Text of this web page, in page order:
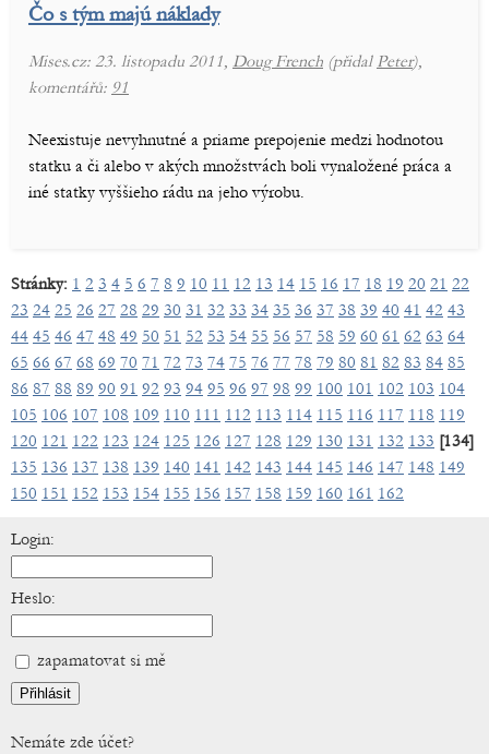
Čo s tým majú náklady
Mises.cz: 23. listopadu 2011, Doug French (přidal Peter),
komentářů: 91
Neexistuje nevyhnutné a priame prepojenie medzi hodnotou
statku a či alebo v akých množstvách boli vynaložené práca a
iné statky vyššieho rádu na jeho výrobu.
Stránky: 1 2 3 4 5 6 7 8 9 10 11 12 13 14 15 16 17 18 19 20 21 22
23 24 25 26 27 28 29 30 31 32 33 34 35 36 37 38 39 40 41 42 43
44 45 46 47 48 49 50 51 52 53 54 55 56 57 58 59 60 61 62 63 64
65 66 67 68 69 70 71 72 73 74 75 76 77 78 79 80 81 82 83 84 85
86 87 88 89 90 91 92 93 94 95 96 97 98 99 100 101 102 103 104
105 106 107 108 109 110 111 112 113 114 115 116 117 118 119
120 121 122 123 124 125 126 127 128 129 130 131 132 133 [134]
135 136 137 138 139 140 141 142 143 144 145 146 147 148 149
150 151 152 153 154 155 156 157 158 159 160 161 162
Login:
Heslo:
zapamatovat si mě
Nemáte zde účet?